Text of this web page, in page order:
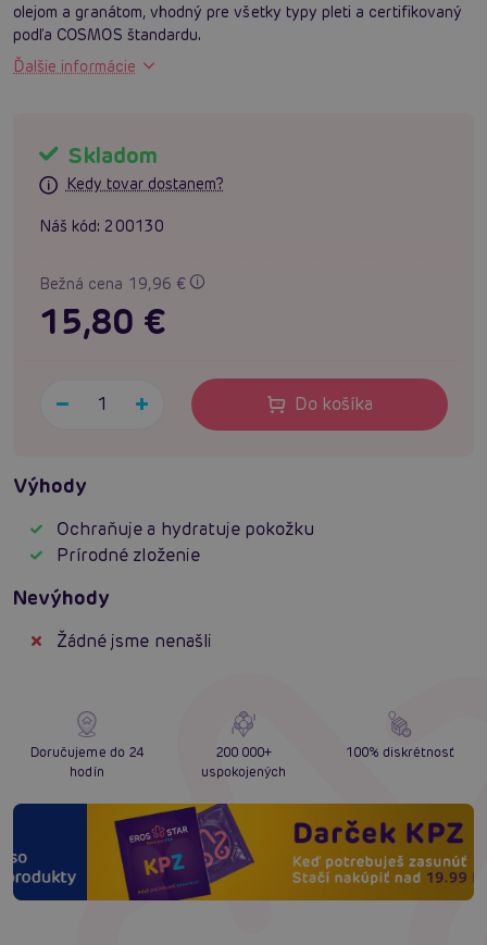
olejom a granátom, vhodný pre všetky typy pleti a certifikovaný
podľa COSMOS štandardu.
Ďalšie informácie
Skladom
Kedy tovar dostanem?
Náš kód: 200130
Bežná cena 19,96 €
15,80 €
Do košíka
Výhody
Ochraňuje a hydratuje pokožku
Prírodné zloženie
Nevýhody
Žádné jsme nenašli
Doručujeme do 24
hodín
200 000+
uspokojených
100% diskrétnosť